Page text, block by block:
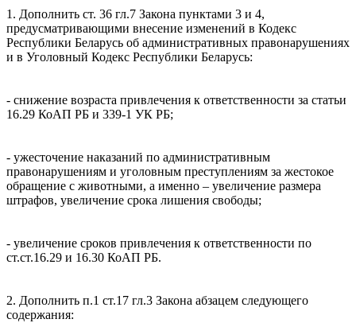
1. Дополнить ст. 36 гл.7 Закона пунктами 3 и 4,
предусматривающими внесение изменений в Кодекс
Республики Беларусь об административных правонарушениях
и в Уголовный Кодекс Республики Беларусь:
- снижение возраста привлечения к ответственности за статьи
16.29 КоАП РБ и 339-1 УК РБ;
- ужесточение наказаний по административным
правонарушениям и уголовным преступлениям за жестокое
обращение с животными, а именно – увеличение размера
штрафов, увеличение срока лишения свободы;
- увеличение сроков привлечения к ответственности по
ст.ст.16.29 и 16.30 КоАП РБ.
2. Дополнить п.1 ст.17 гл.3 Закона абзацем следующего
содержания: